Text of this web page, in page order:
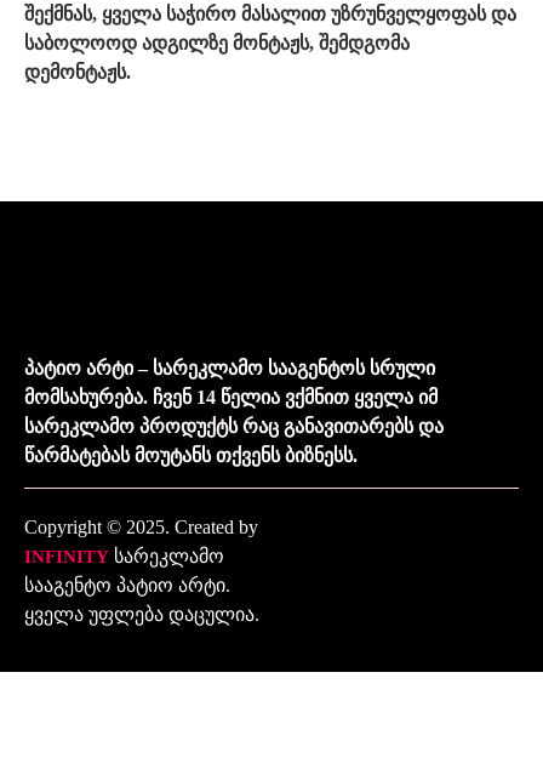
შექმნას, ყველა საჭირო მასალით უზრუნველყოფას და
საბოლოოდ ადგილზე მონტაჟს, შემდგომა
დემონტაჟს.
პატიო არტი – სარეკლამო სააგენტოს სრული
მომსახურება. ჩვენ 14 წელია ვქმნით ყველა იმ
სარეკლამო პროდუქტს რაც განავითარებს და
წარმატებას მოუტანს თქვენს ბიზნესს.
Copyright © 2025. Created by
INFINITY სარეკლამო
სააგენტო პატიო არტი.
ყველა უფლება დაცულია.